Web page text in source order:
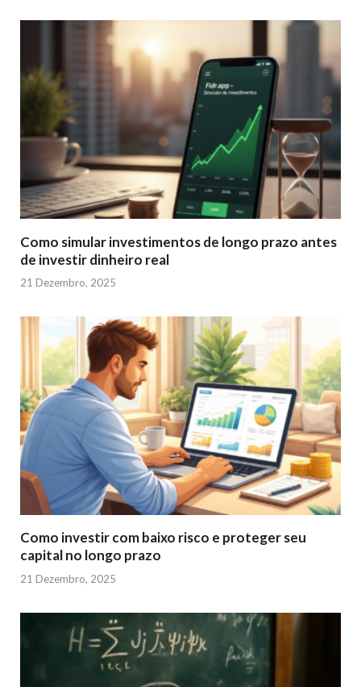
Como simular investimentos de longo prazo antes
de investir dinheiro real
21 Dezembro, 2025
Como investir com baixo risco e proteger seu
capital no longo prazo
21 Dezembro, 2025